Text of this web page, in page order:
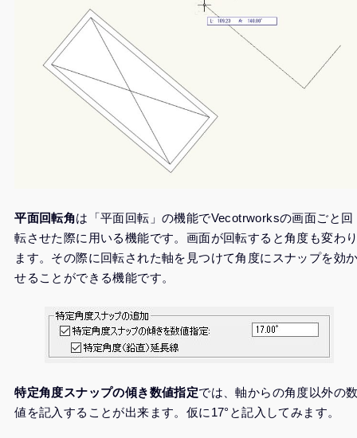
平面回転角は「平面回転」の機能でVecotrworksの画面ごと回
転させた際に用いる機能です。画面が回転すると角度も変わ
ます。その際に回転された軸を見つけて角度にスナップを効
せることができる機能です。
特定角度スナップの傾き数値指定では、軸からの角度以外の
値を記入することが出来ます。仮に17°と記入してみます。